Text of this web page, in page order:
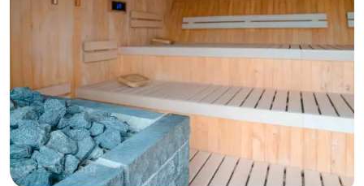
Appartements
Campingplätze
Ferienhäuser
-